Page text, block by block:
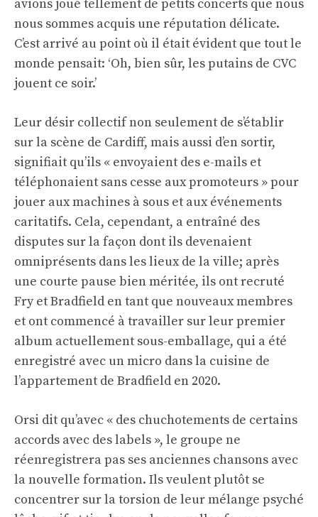
avions joué tellement de petits concerts que nous
nous sommes acquis une réputation délicate.
C’est arrivé au point où il était évident que tout le
monde pensait: ‘Oh, bien sûr, les putains de CVC
jouent ce soir.’
Leur désir collectif non seulement de s’établir
sur la scène de Cardiff, mais aussi d’en sortir,
signifiait qu’ils « envoyaient des e-mails et
téléphonaient sans cesse aux promoteurs » pour
jouer aux machines à sous et aux événements
caritatifs. Cela, cependant, a entraîné des
disputes sur la façon dont ils devenaient
omniprésents dans les lieux de la ville; après
une courte pause bien méritée, ils ont recruté
Fry et Bradfield en tant que nouveaux membres
et ont commencé à travailler sur leur premier
album actuellement sous-emballage, qui a été
enregistré avec un micro dans la cuisine de
l’appartement de Bradfield en 2020.
Orsi dit qu’avec « des chuchotements de certains
accords avec des labels », le groupe ne
réenregistrera pas ses anciennes chansons avec
la nouvelle formation. Ils veulent plutôt se
concentrer sur la torsion de leur mélange psyché